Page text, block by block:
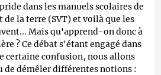
dans les manuels scolaires de
de la terre (SVT) et voilà que les
Mais qu'apprend-on donc à
? Ce débat s'étant engagé dans
certaine confusion, nous allons
de démêler différentes notions :